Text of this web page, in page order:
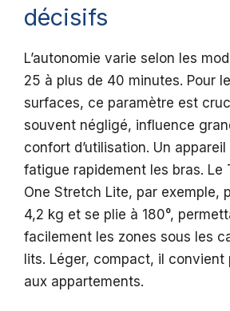
décisifs
L’autonomie varie selon les
25 à plus de 40 minutes. Pour
surfaces, ce paramètre est
souvent négligé, influence
confort d’utilisation. Un
fatigue rapidement les bras. Le
One Stretch Lite, par exemple,
4,2 kg et se plie à 180°,
facilement les zones sous les
lits. Léger, compact, il
aux appartements.